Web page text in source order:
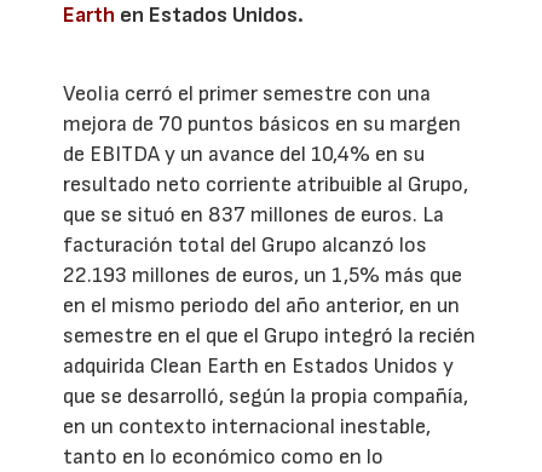
Earth en Estados Unidos.
Veolia cerró el primer semestre con una
mejora de 70 puntos básicos en su margen
de EBITDA y un avance del 10,4% en su
resultado neto corriente atribuible al Grupo,
que se situó en 837 millones de euros. La
facturación total del Grupo alcanzó los
22.193 millones de euros, un 1,5% más que
en el mismo periodo del año anterior, en un
semestre en el que el Grupo integró la recién
adquirida Clean Earth en Estados Unidos y
que se desarrolló, según la propia compañía,
en un contexto internacional inestable,
tanto en lo económico como en lo